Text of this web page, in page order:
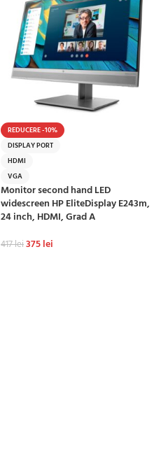
REDUCERE -10%
DISPLAY PORT
HDMI
VGA
Monitor second hand LED
widescreen HP EliteDisplay E243m,
24 inch, HDMI, Grad A
417lei375lei